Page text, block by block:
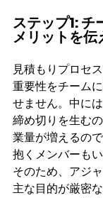
ステップ1:
メリットを伝
見積もりプロセ
重要性をチーム
せません。中に
締め切りを生む
業量が増えるの
抱くメンバーも
そのため、アジ
主な目的が厳密